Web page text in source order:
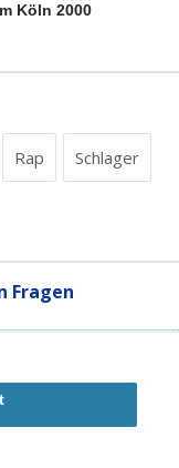
Köln 2000
Rap Schlager
Fragen